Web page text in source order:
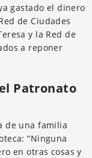
gastado el dinero
de Ciudades
y la Red de
a reponer
Patronato
de una familia
“Ninguna
en otras cosas y